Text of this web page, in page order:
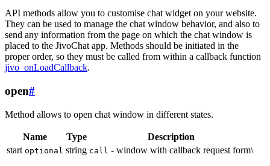
API methods allow you to customise chat widget on your website.
They can be used to manage the chat window behavior, and also to
send any information from the page on which the chat window is
placed to the JivoChat app. Methods should be initiated in the
proper order, so they must be called from within a callback function
jivo_onLoadCallback.
open#
Method allows to open chat window in different states.
Name Type
Description
start optional string call - window with callback request form\